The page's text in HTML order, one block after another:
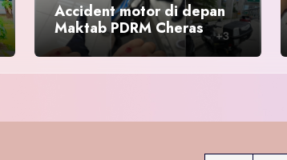
Accident motor di depan
Maktab PDRM Cheras